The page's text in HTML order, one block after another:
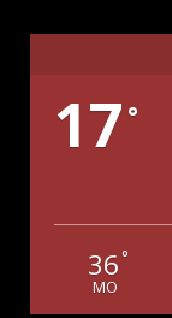
17 °
36 °
MO